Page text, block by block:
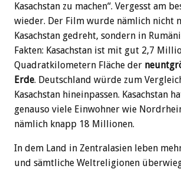
Kasachstan zu machen“. Vergesst am
wieder. Der Film wurde nämlich nicht
Kasachstan gedreht, sondern in
Fakten: Kasachstan ist mit gut 2,7
Quadratkilometern Fläche der
Erde. Deutschland würde zum
Kasachstan hineinpassen. Kasachstan
genauso viele Einwohner wie
nämlich knapp 18 Millionen.
In dem Land in Zentralasien leben
und sämtliche Weltreligionen